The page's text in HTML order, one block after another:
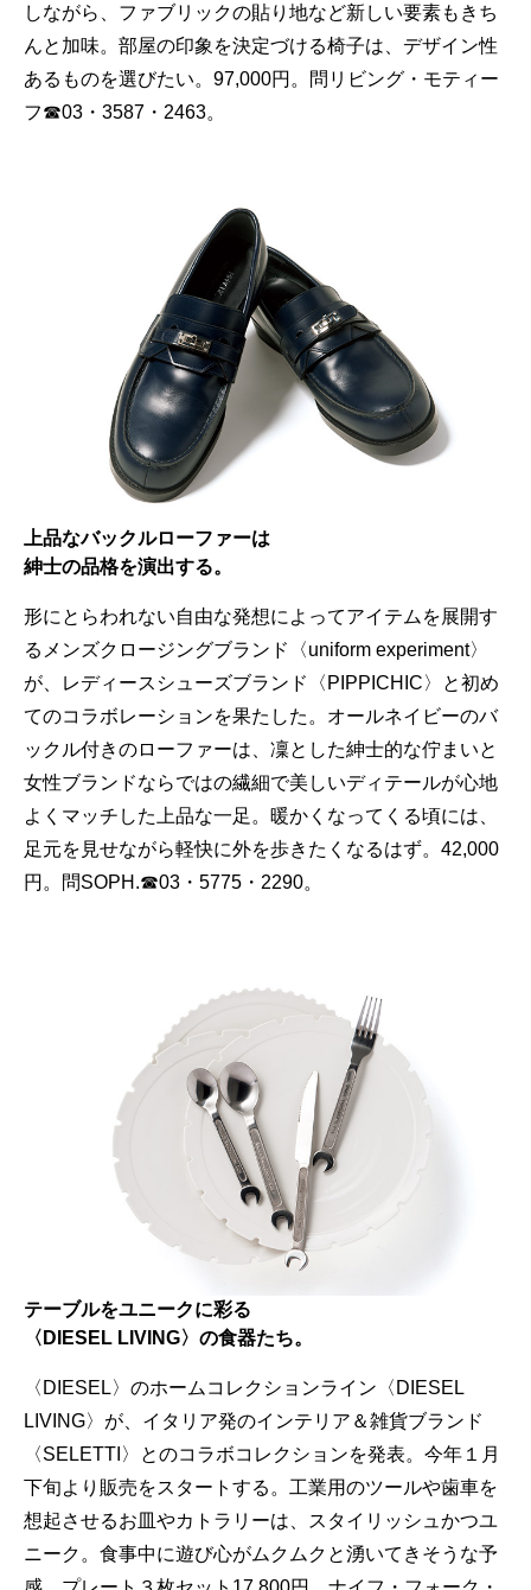
しながら、ファブリックの貼り地など新しい要素もきち
んと加味。部屋の印象を決定づける椅子は、デザイン性
あるものを選びたい。97,000円。問リビング・モティー
フ☎03・3587・2463。
上品なバックルローファーは
紳士の品格を演出する。
形にとらわれない自由な発想によってアイテムを展開す
るメンズクロージングブランド〈uniform experiment〉
が、レディースシューズブランド〈PIPPICHIC〉と初め
てのコラボレーションを果たした。オールネイビーのバ
ックル付きのローファーは、凜とした紳士的な佇まいと
女性ブランドならではの繊細で美しいディテールが心地
よくマッチした上品な一足。暖かくなってくる頃には、
足元を見せながら軽快に外を歩きたくなるはず。42,000
円。問SOPH.☎03・5775・2290。
テーブルをユニークに彩る
〈DIESEL LIVING〉の食器たち。
〈DIESEL〉のホームコレクションライン〈DIESEL
LIVING〉が、イタリア発のインテリア＆雑貨ブランド
〈SELETTI〉とのコラボコレクションを発表。今年１月
下旬より販売をスタートする。工業用のツールや歯車を
想起させるお皿やカトラリーは、スタイリッシュかつユ
ニーク。食事中に遊び心がムクムクと湧いてきそうな予